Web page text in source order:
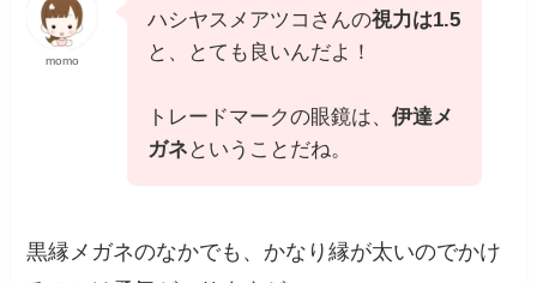
momo
ハシヤスメアツコさんの視力は1.5
と、とても良いんだよ！
トレードマークの眼鏡は、伊達メ
ガネ ということだね。
黒縁メガネのなかでも、かなり縁が太いのでかけ